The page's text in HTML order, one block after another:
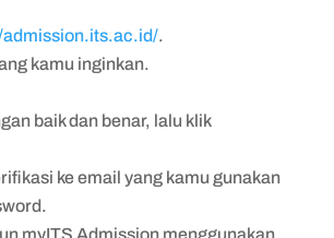
.
kamu inginkan.
baik dan benar, lalu klik
ke email yang kamu gunakan
myITS Admission menggunakan